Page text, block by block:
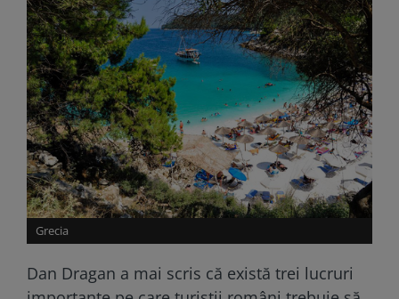
Grecia
Dan Dragan a mai scris că există trei lucruri